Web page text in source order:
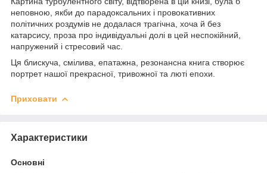
неповною, якби до парадоксальних і провокативних
політичних роздумів не додалася трагічна, хоча й без
катарсису, проза про індивідуальні долі в цей неспокійний,
напружений і стресовий час.
Ця блискуча, смілива, епатажна, резонансна книга створює
портрет нашої прекрасної, тривожної та люті епохи.
Приховати
Характеристики
Основні